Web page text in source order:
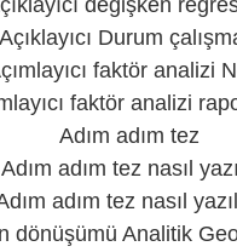
değişken
Açıklayıcı Durum
faktör analizi
faktör analizi
Adım adım tez
Adım adım tez nasıl
adım tez nasıl
dönüşümü Analitik